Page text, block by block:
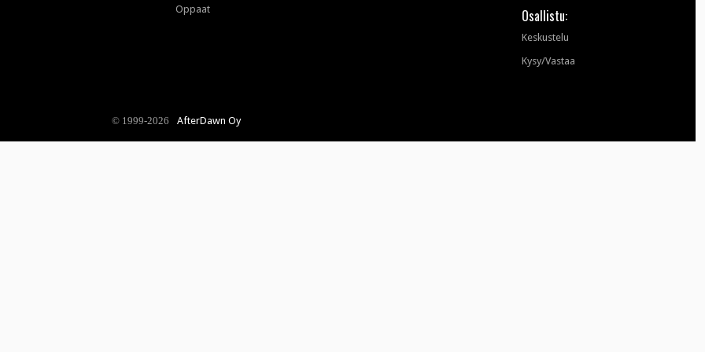
Oppaat
Osallistu:
Keskustelu
Kysy/Vastaa
© 1999-2026 AfterDawn Oy